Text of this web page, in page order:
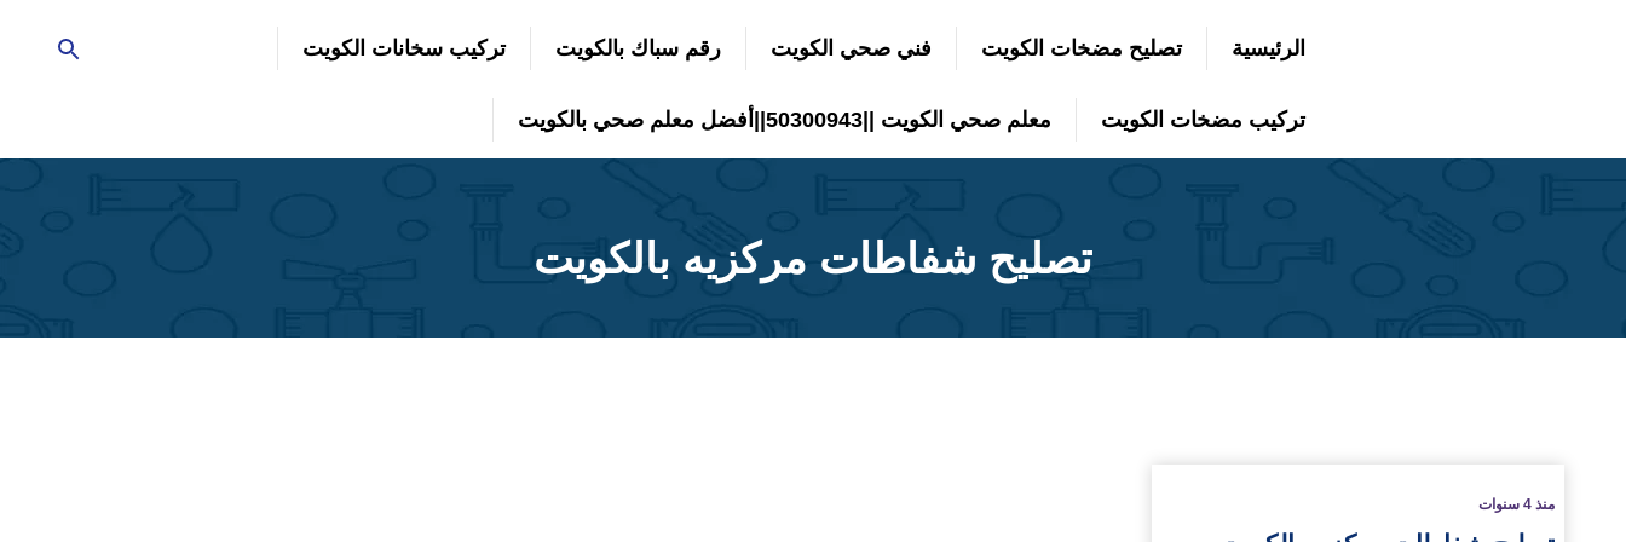
الرئيسية تصليح مضخات الكويت فني صحي الكويت رقم سباك بالكويت تركيب سخانات الكويت
تركيب مضخات الكويت معلم صحي الكويت ||50300943||أفضل معلم صحي بالكويت
تصليح شفاطات مركزيه بالكويت
منذ 4 سنوات